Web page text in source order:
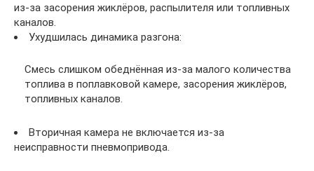
из-за засорения жиклёров, распылителя или топливных
каналов.
Ухудшилась динамика разгона:
Смесь слишком обеднённая из-за малого количества
топлива в поплавковой камере, засорения жиклёров,
топливных каналов.
Вторичная камера не включается из-за
неисправности пневмопривода.